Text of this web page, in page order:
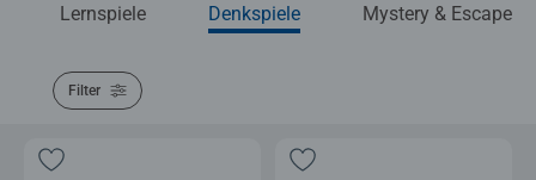
Lernspiele Denkspiele Mystery & Escape
Filter